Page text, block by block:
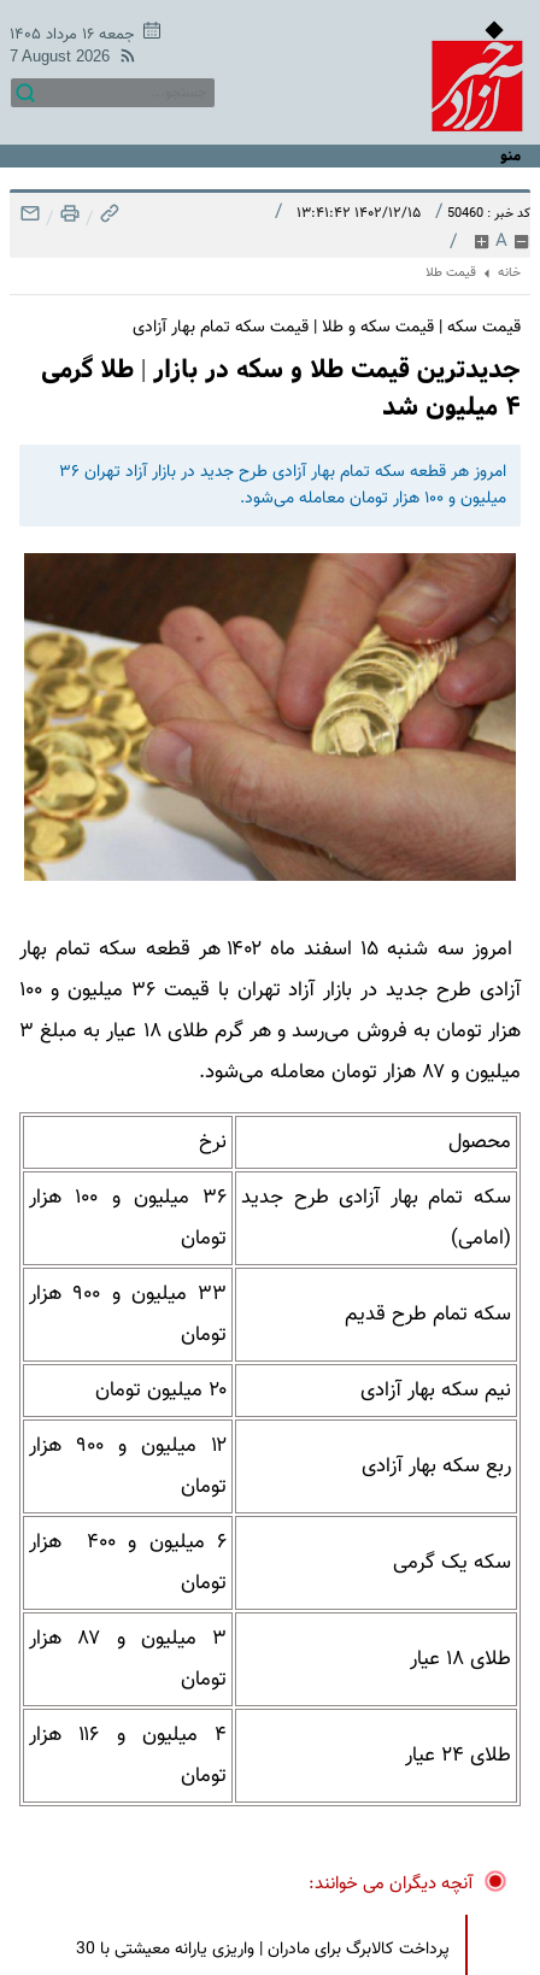
جمعه ۱۶ مرداد ۱۴۰۵
7 August 2026
منو
کد خبر : 50460 / ۱۴۰۲/۱۲/۱۵ ۱۳:۴۱:۴۲ /
A
/
/
/
خانه قیمت طلا
قیمت سکه | قیمت سکه و طلا | قیمت سکه تمام بهار آزادی
جدیدترین قیمت طلا و سکه در بازار | طلا گرمی
۴ میلیون شد
امروز هر قطعه سکه تمام بهار آزادی طرح جدید در بازار آزاد تهران ۳۶
میلیون و ۱۰۰ هزار تومان معامله می‌شود.
امروز سه شنبه ۱۵ اسفند ماه ۱۴۰۲ هر قطعه سکه تمام بهار
آزادی طرح جدید در بازار آزاد تهران با قیمت ۳۶ میلیون و ۱۰۰
هزار تومان به فروش می‌رسد و هر گرم طلای ۱۸ عیار به مبلغ ۳
میلیون و ۸۷ هزار تومان معامله می‌شود.
محصول
نرخ
سکه تمام بهار آزادی طرح جدید
(امامی)
۳۶ میلیون و ۱۰۰ هزار
تومان
سکه تمام طرح قدیم
۳۳ میلیون و ۹۰۰ هزار
تومان
نیم سکه بهار آزادی
۲۰ میلیون تومان
ربع سکه بهار آزادی
۱۲ میلیون و ۹۰۰ هزار
تومان
سکه یک گرمی
۶ میلیون و ۴۰۰ هزار
تومان
طلای ۱۸ عیار
۳ میلیون و ۸۷ هزار
تومان
طلای ۲۴ عیار
۴ میلیون و ۱۱۶ هزار
تومان
آنچه دیگران می خوانند:
پرداخت کالابرگ برای مادران | واریزی یارانه معیشتی با 30